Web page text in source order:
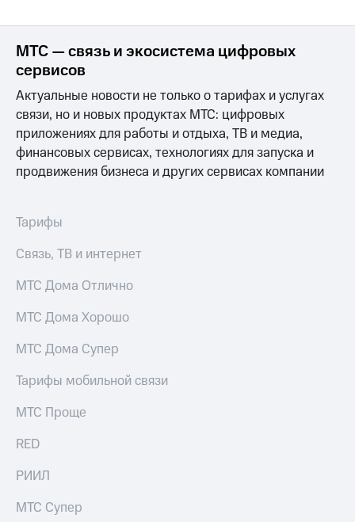
Реквизиты
развитие
деловая этика
На главную
МТС — связь и экосистема цифровых
сервисов
Актуальные новости не только о тарифах и услугах
связи, но и новых продуктах МТС: цифровых
приложениях для работы и отдыха, ТВ и медиа,
финансовых сервисах, технологиях для запуска и
продвижения бизнеса и других сервисах компании
Тарифы
Связь, ТВ и интернет
МТС Дома Отлично
МТС Дома Хорошо
МТС Дома Супер
Тарифы мобильной связи
МТС Проще
RED
РИИЛ
МТС Супер